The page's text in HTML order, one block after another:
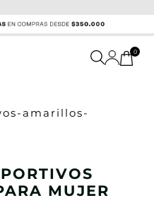
0
amarillos-
MUJER